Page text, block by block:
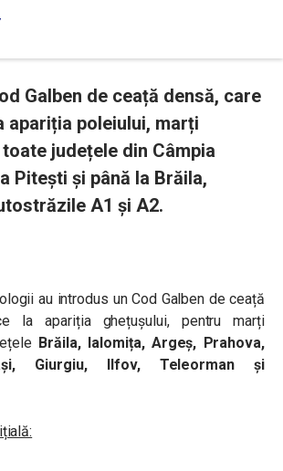
Galben de ceață densă, care
apariția poleiului, marți
județele din Câmpia
Pitești și până la Brăila,
A1 și A2.
au introdus un Cod Galben de ceață
la apariția ghețușului, pentru marți
Brăila, Ialomița, Argeș, Prahova,
Giurgiu, Ilfov, Teleorman și